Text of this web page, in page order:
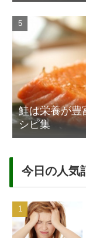
鮭は栄養が
シピ集
今日の人